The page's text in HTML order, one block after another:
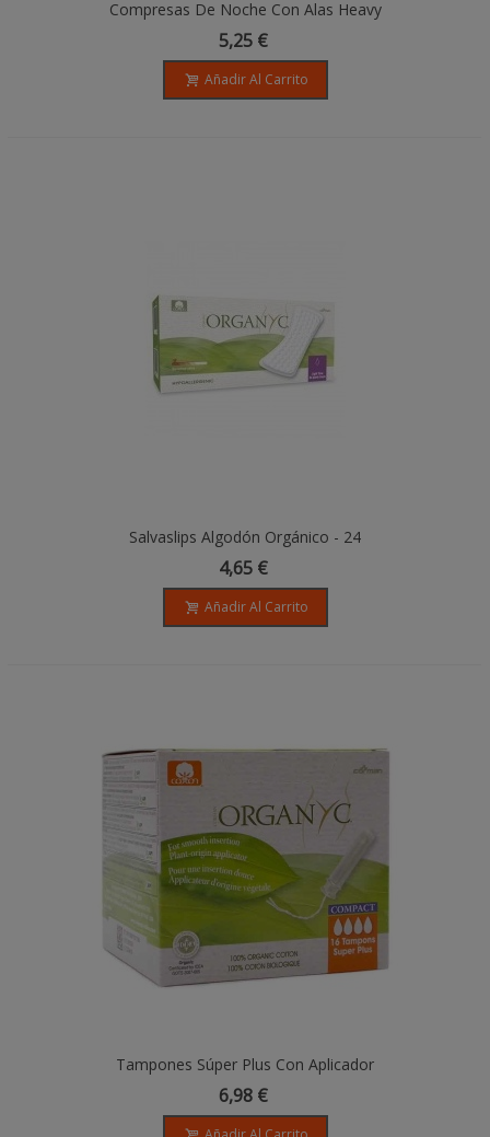
Compresas De Noche Con Alas Heavy
Flow, Algodón Orgánico - 10 Unidades - -
Organyc
5,25 €
Añadir Al Carrito
Salvaslips Algodón Orgánico - 24
Unidades - Organyc
4,65 €
Añadir Al Carrito
Tampones Súper Plus Con Aplicador
Compact - Organyc
6,98 €